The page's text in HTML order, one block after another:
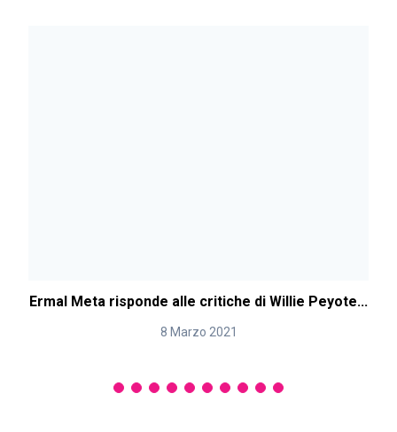
Ermal Meta risponde alle critiche di Willie Peyote...
8 Marzo 2021